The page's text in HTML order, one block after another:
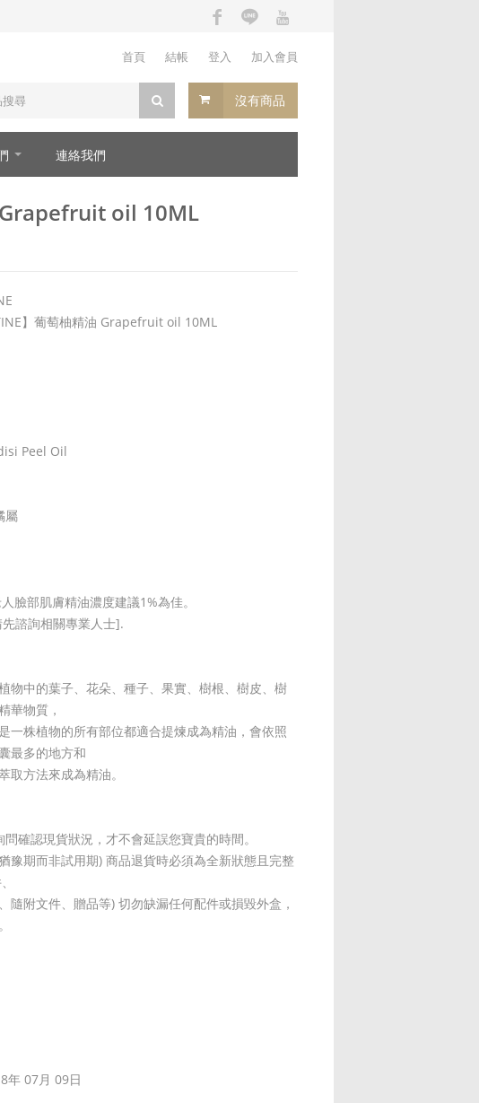
首頁 結帳 登入 加入會員
沒有商品
連絡我們
oil 10ML
】葡萄柚精油 Grapefruit oil 10ML
Peel Oil
屬
臉部肌膚精油濃度建議1%為佳。
諮詢相關專業人士].
物中的葉子、花朵、種子、果實、樹根、樹皮、樹
華物質，
一株植物的所有部位都適合提煉成為精油，會依照
最多的地方和
取方法來成為精油。
確認現貨狀況，才不會延誤您寶貴的時間。
豫期而非試用期) 商品退貨時必須為全新狀態且完整
隨附文件、贈品等) 切勿缺漏任何配件或損毀外盒，
年 07月 09日